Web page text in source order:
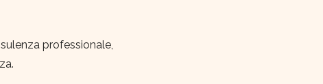
professionale,